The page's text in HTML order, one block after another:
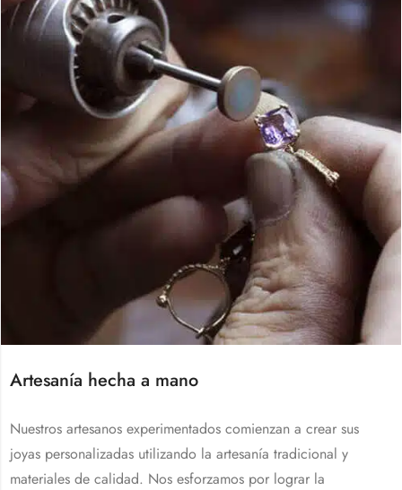
Artesanía hecha a mano
Nuestros artesanos experimentados comienzan a crear sus
joyas personalizadas utilizando la artesanía tradicional y
materiales de calidad. Nos esforzamos por lograr la